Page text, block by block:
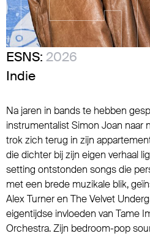
ESNS: 2026
Indie
Na jaren in bands te hebben
instrumentalist Simon Joan naar
trok zich terug in zijn
die dichter bij zijn eigen verhaal
setting ontstonden songs die
met een brede muzikale blik,
Alex Turner en The Velvet
eigentijdse invloeden van Tame
Orchestra. Zijn bedroom-pop